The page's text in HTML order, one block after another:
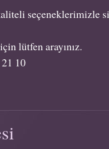
seçeneklerimizle
lütfen arayınız.
10